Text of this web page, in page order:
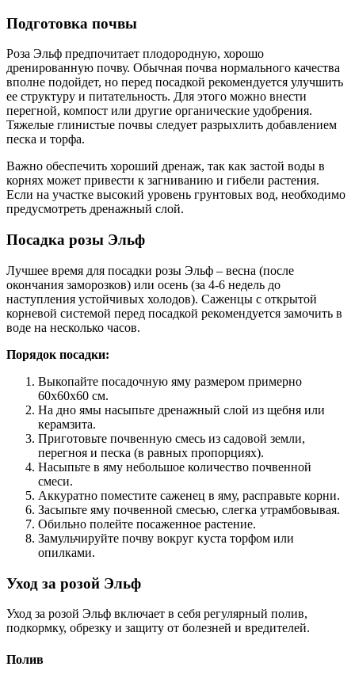
Подготовка почвы
Роза Эльф предпочитает плодородную, хорошо
дренированную почву. Обычная почва нормального качества
вполне подойдет, но перед посадкой рекомендуется улучшить
ее структуру и питательность. Для этого можно внести
перегной, компост или другие органические удобрения.
Тяжелые глинистые почвы следует разрыхлить добавлением
песка и торфа.
Важно обеспечить хороший дренаж, так как застой воды в
корнях может привести к загниванию и гибели растения.
Если на участке высокий уровень грунтовых вод, необходимо
предусмотреть дренажный слой.
Посадка розы Эльф
Лучшее время для посадки розы Эльф – весна (после
окончания заморозков) или осень (за 4-6 недель до
наступления устойчивых холодов). Саженцы с открытой
корневой системой перед посадкой рекомендуется замочить в
воде на несколько часов.
Порядок посадки:
Выкопайте посадочную яму размером примерно
60x60x60 см.
На дно ямы насыпьте дренажный слой из щебня или
керамзита.
Приготовьте почвенную смесь из садовой земли,
перегноя и песка (в равных пропорциях).
Насыпьте в яму небольшое количество почвенной
смеси.
Аккуратно поместите саженец в яму, расправьте корни.
Засыпьте яму почвенной смесью, слегка утрамбовывая.
Обильно полейте посаженное растение.
Замульчируйте почву вокруг куста торфом или
опилками.
Уход за розой Эльф
Уход за розой Эльф включает в себя регулярный полив,
подкормку, обрезку и защиту от болезней и вредителей.
Полив